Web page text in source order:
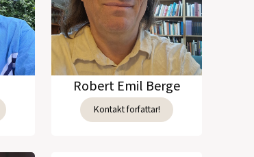
Robert Emil Berge
Kontakt forfattar!